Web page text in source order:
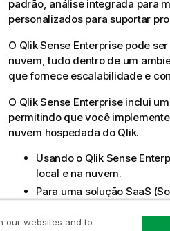
padrão, análise integrada para
personalizados para suportar
O Qlik Sense Enterprisepode ser
nuvem, tudo dentro de um
que fornece escalabilidade e
O Qlik Sense Enterpriseinclui
permitindo que você
nuvem hospedada do Qlik.
Usando o Qlik Sense
local e na nuvem.
Para uma solução SaaS
our websites and to